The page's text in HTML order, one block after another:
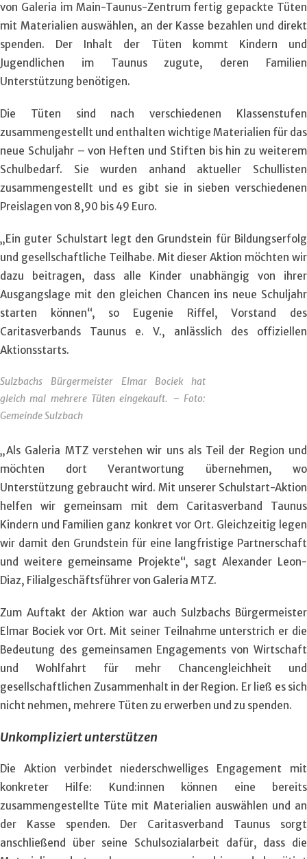
von Galeria im Main-Taunus-Zentrum fertig gepackte Tüten
mit Materialien auswählen, an der Kasse bezahlen und direkt
spenden. Der Inhalt der Tüten kommt Kindern und
Jugendlichen im Taunus zugute, deren Familien
Unterstützung benötigen.
Die Tüten sind nach verschiedenen Klassenstufen
zusammengestellt und enthalten wichtige Materialien für das
neue Schuljahr – von Heften und Stiften bis hin zu weiterem
Schulbedarf. Sie wurden anhand aktueller Schullisten
zusammengestellt und es gibt sie in sieben verschiedenen
Preislagen von 8,90 bis 49 Euro.
„Ein guter Schulstart legt den Grundstein für Bildungserfolg
und gesellschaftliche Teilhabe. Mit dieser Aktion möchten wir
dazu beitragen, dass alle Kinder unabhängig von ihrer
Ausgangslage mit den gleichen Chancen ins neue Schuljahr
starten können“, so Eugenie Riffel, Vorstand des
Caritasverbands Taunus e. V., anlässlich des offiziellen
Aktionsstarts.
Sulzbachs Bürgermeister Elmar Bociek hat
gleich mal mehrere Tüten eingekauft. – Foto:
Gemeinde Sulzbach
„Als Galeria MTZ verstehen wir uns als Teil der Region und
möchten dort Verantwortung übernehmen, wo
Unterstützung gebraucht wird. Mit unserer Schulstart-Aktion
helfen wir gemeinsam mit dem Caritasverband Taunus
Kindern und Familien ganz konkret vor Ort. Gleichzeitig legen
wir damit den Grundstein für eine langfristige Partnerschaft
und weitere gemeinsame Projekte“, sagt Alexander Leon-
Diaz, Filialgeschäftsführer von Galeria MTZ.
Zum Auftakt der Aktion war auch Sulzbachs Bürgermeister
Elmar Bociek vor Ort. Mit seiner Teilnahme unterstrich er die
Bedeutung des gemeinsamen Engagements von Wirtschaft
und Wohlfahrt für mehr Chancengleichheit und
gesellschaftlichen Zusammenhalt in der Region. Er ließ es sich
nicht nehmen, mehrere Tüten zu erwerben und zu spenden.
Unkompliziert unterstützen
Die Aktion verbindet niederschwelliges Engagement mit
konkreter Hilfe: Kund:innen können eine bereits
zusammengestellte Tüte mit Materialien auswählen und an
der Kasse spenden. Der Caritasverband Taunus sorgt
anschließend über seine Schulsozialarbeit dafür, dass die